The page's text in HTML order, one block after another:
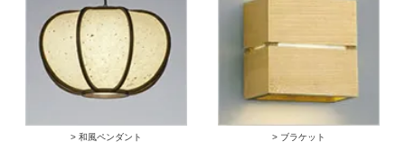
> 和風ペンダント > ブラケット